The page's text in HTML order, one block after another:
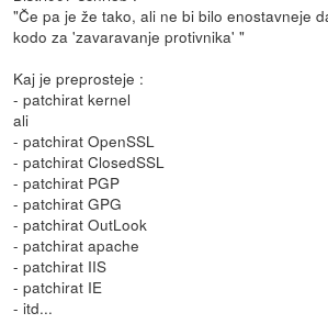
"Če pa je že tako, ali ne bi bilo enostavneje
kodo za 'zavaravanje protivnika' "
Kaj je preprosteje :
- patchirat kernel
ali
- patchirat OpenSSL
- patchirat ClosedSSL
- patchirat PGP
- patchirat GPG
- patchirat OutLook
- patchirat apache
- patchirat IIS
- patchirat IE
- itd...